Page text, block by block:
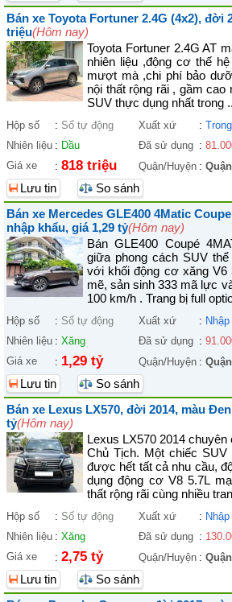
Bán xe Toyota Fortuner 2.4G (4x2), đời
triệu(Hôm nay)
Toyota Fortuner 2.4G AT
nhiên liệu ,động cơ thế
mượt mà ,chi phí bảo
nội thất rộng rãi , gầm cao
SUV thực dụng nhất trong
Hộp số : Số tự động Xuất xứ :
Nhiên liệu : Dầu Đã sử dụng :
Giá xe
: 818 triệu Quận/Huyện :
Lưu tin
So sánh
Bán xe Mercedes GLE400 4Matic
nhập khẩu, giá 1,29 tỷ(Hôm nay)
Bán GLE400 Coupé
giữa phong cách SUV
với khối động cơ xăng V6
mẽ, sản sinh 333 mã lực
100 km/h . Trang bị full
Hộp số : Số tự động Xuất xứ :
Nhiên liệu : Xăng Đã sử dụng :
Giá xe
: 1,29 tỷ Quận/Huyện :
Lưu tin
So sánh
Bán xe Lexus LX570, đời 2014, màu
tỷ(Hôm nay)
Lexus LX570 2014
Chủ Tịch. Một chiếc
được hết tất cả nhu cầu,
dụng động cơ V8 5.7L
thất rộng rãi cùng nhiều
Hộp số : Số tự động Xuất xứ :
Nhiên liệu : Xăng Đã sử dụng :
Giá xe
: 2,75 tỷ Quận/Huyện :
Lưu tin
So sánh